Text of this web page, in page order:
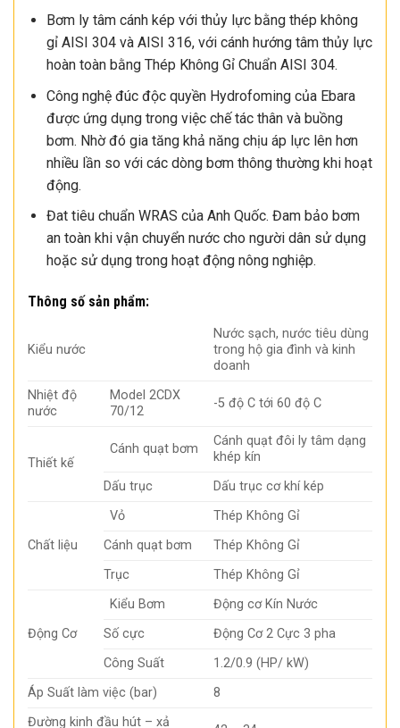
Bơm ly tâm cánh kép với thủy lực bằng thép không
gỉ AISI 304 và AISI 316, với cánh hướng tâm thủy lực
hoàn toàn bằng Thép Không Gỉ Chuẩn AISI 304.
Công nghệ đúc độc quyền Hydrofoming của Ebara
được ứng dụng trong việc chế tác thân và buồng
bơm. Nhờ đó gia tăng khả năng chịu áp lực lên hơn
nhiều lần so với các dòng bơm thông thường khi hoạt
động.
Đat tiêu chuẩn WRAS của Anh Quốc. Đam bảo bơm
an toàn khi vận chuyển nước cho người dân sử dụng
hoặc sử dụng trong hoạt động nông nghiệp.
Thông số sản phẩm:
Kiểu nước
Nước sạch, nước tiêu dùng
trong hộ gia đình và kinh
doanh
Nhiệt độ
nước
Model 2CDX
70/12
-5 độ C tới 60 độ C
Thiết kế
Cánh quạt bơm
Cánh quạt đôi ly tâm dạng
khép kín
Dấu trục
Dấu trục cơ khí kép
Chất liệu
Vỏ
Thép Không Gỉ
Cánh quạt bơm
Thép Không Gỉ
Trục
Thép Không Gỉ
Động Cơ
Kiểu Bơm
Động cơ Kín Nước
Số cực
Động Cơ 2 Cực 3 pha
Công Suất
1.2/0.9 (HP/ kW)
Áp Suất làm việc (bar)
8
Đường kinh đầu hút – xả